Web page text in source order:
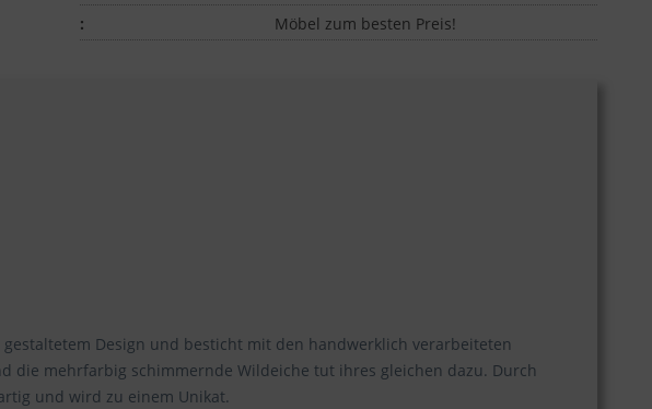
:
Möbel zum besten Preis!
Design und besticht mit den handwerklich verarbeiteten
die mehrfarbig schimmernde Wildeiche tut ihres gleichen dazu. Durch
und wird zu einem Unikat.